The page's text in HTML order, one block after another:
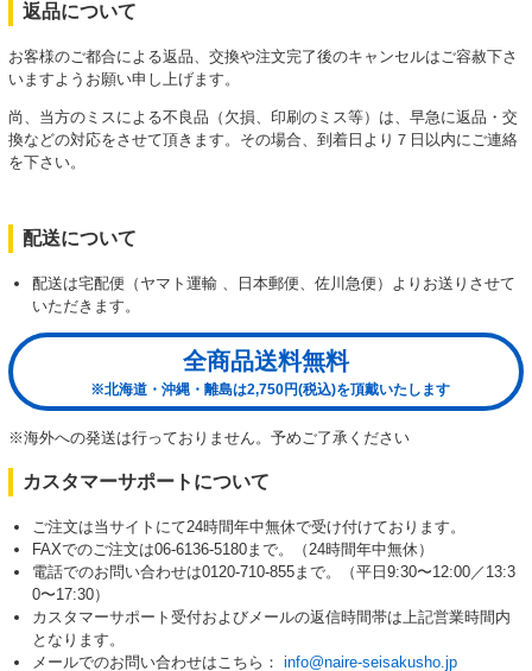
返品について
お客様のご都合による返品、交換や注文完了後のキャンセルはご容赦下さ
いますようお願い申し上げます。
尚、当方のミスによる不良品（欠損、印刷のミス等）は、早急に返品・交
換などの対応をさせて頂きます。その場合、到着日より７日以内にご連絡
を下さい。
配送について
配送は宅配便（ヤマト運輸 、日本郵便、佐川急便）よりお送りさせて
いただきます。
全商品送料無料
※北海道・沖縄・離島は2,750円(税込)を頂戴いたします
※海外への発送は行っておりません。予めご了承ください
カスタマーサポートについて
ご注文は当サイトにて24時間年中無休で受け付けております。
FAXでのご注文は06-6136-5180まで。（24時間年中無休）
電話でのお問い合わせは0120-710-855まで。（平日9:30〜12:00／13:3
0〜17:30）
カスタマーサポート受付およびメールの返信時間帯は上記営業時間内
となります。
メールでのお問い合わせはこちら： info@naire-seisakusho.jp